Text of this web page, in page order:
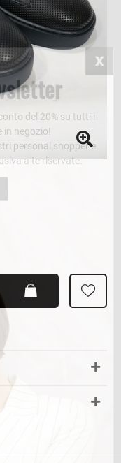
del 20% su tutti i
in negozio!
personal shopper e
a te riservate.